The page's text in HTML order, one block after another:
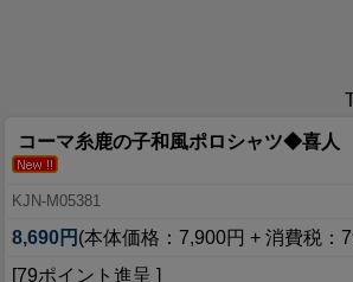
コーマ糸鹿の子和風ポロシャツ◆喜人
KJN-M05381
8,690円 (本体価格：7,900円 + 消費税：
[79ポイント進呈 ]